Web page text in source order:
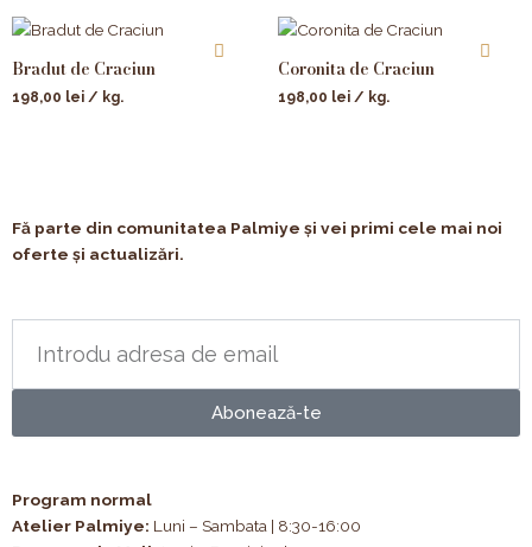
Bradut de Craciun
198,00 lei / kg.
Coronita de Craciun
198,00 lei / kg.
Fă parte din comunitatea Palmiye și vei primi cele mai noi
oferte și actualizări.
Abonează-te
Program normal
Atelier Palmiye: Luni – Sambata | 8:30-16:00